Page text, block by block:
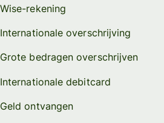
Wise-rekening
Internationale overschrijving
Grote bedragen overschrijven
Internationale debitcard
Geld ontvangen